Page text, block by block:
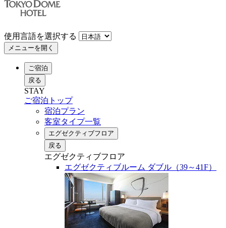
使用言語を選択する
メニューを開く
ご宿泊
戻る
STAY
ご宿泊トップ
宿泊プラン
客室タイプ一覧
エグゼクティブフロア
戻る
エグゼクティブフロア
エグゼクティブルーム ダブル（39～41F）